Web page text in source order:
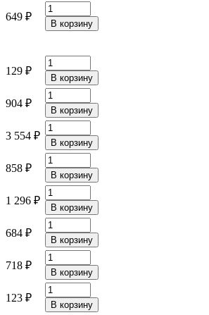
649 ₽
129 ₽
904 ₽
3 554 ₽
858 ₽
1 296 ₽
684 ₽
718 ₽
123 ₽